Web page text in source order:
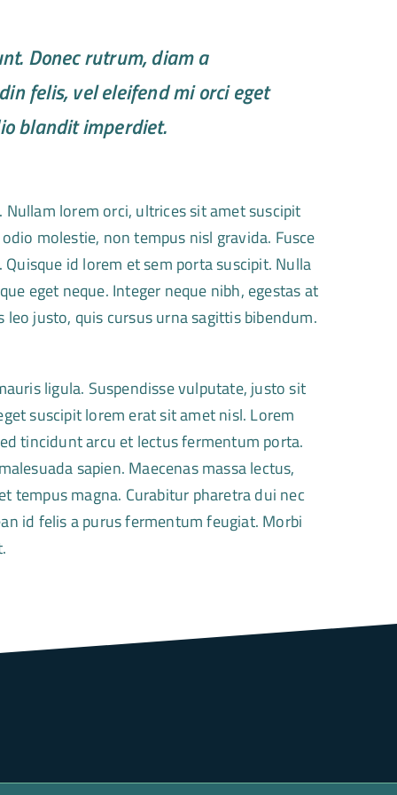
Donec rutrum, diam a
felis, vel eleifend mi orci eget
blandit imperdiet.
lorem orci, ultrices sit amet suscipit
molestie, non tempus nisl gravida. Fusce
id lorem et sem porta suscipit. Nulla
eget neque. Integer neque nibh, egestas at
justo, quis cursus urna sagittis bibendum.
ligula. Suspendisse vulputate, justo sit
suscipit lorem erat sit amet nisl. Lorem
tincidunt arcu et lectus fermentum porta.
sapien. Maecenas massa lectus,
tempus magna. Curabitur pharetra dui nec
id felis a purus fermentum feugiat. Morbi